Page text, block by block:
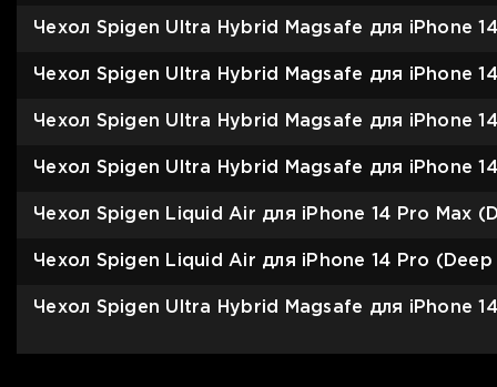
Чехол Spigen Ultra Hybrid Magsafe для iPhone
Чехол Spigen Ultra Hybrid Magsafe для iPhone
Чехол Spigen Ultra Hybrid Magsafe для iPhone
Чехол Spigen Ultra Hybrid Magsafe для iPhone
Чехол Spigen Liquid Air для iPhone 14 Pro Max
Чехол Spigen Liquid Air для iPhone 14 Pro
Чехол Spigen Ultra Hybrid Magsafe для iPhone